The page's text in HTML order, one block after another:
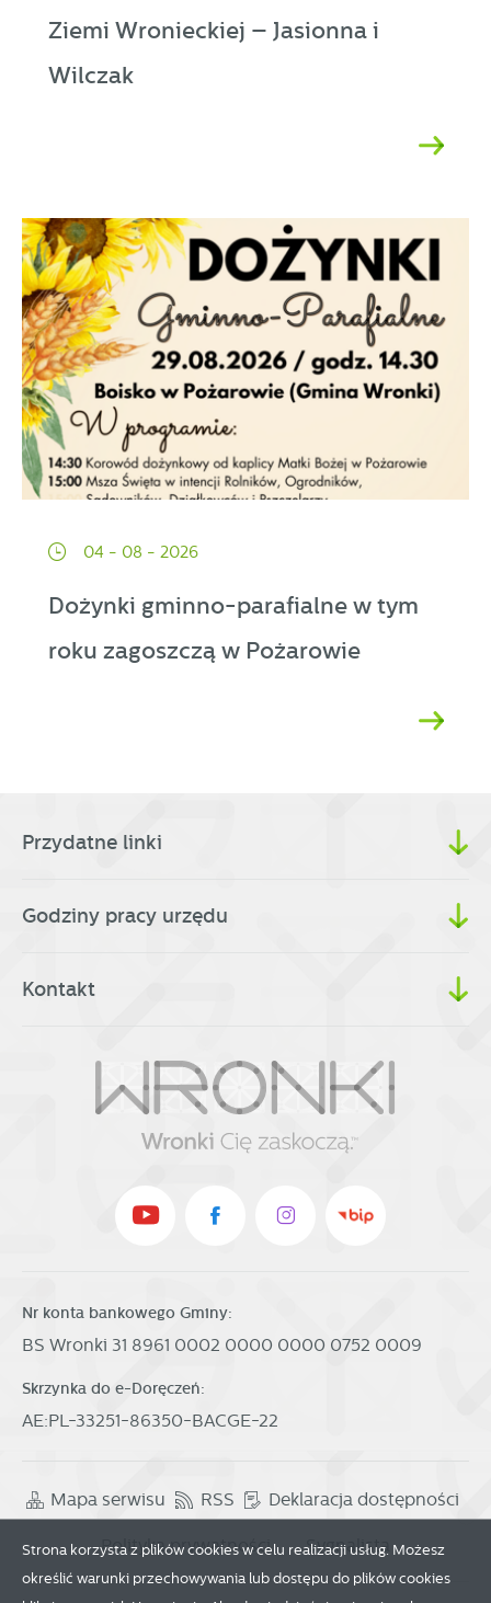
Ziemi Wronieckiej – Jasionna i
Wilczak
04 - 08 - 2026
Dożynki gminno-parafialne w tym
roku zagoszczą w Pożarowie
Przydatne linki
Godziny pracy urzędu
Kontakt
Nr konta bankowego Gminy:
BS Wronki 31 8961 0002 0000 0000 0752 0009
Skrzynka do e-Doręczeń:
AE:PL-33251-86350-BACGE-22
Mapa serwisu RSS Deklaracja dostępności
Polityka prywatności Sygnalista
Strona korzysta z plików cookies w celu realizacji usług. Możesz
określić warunki przechowywania lub dostępu do plików cookies